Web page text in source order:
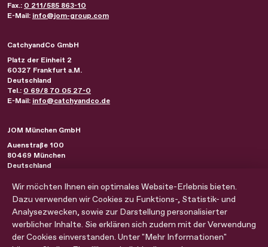
Fax.: 0 211/585 863-10
E-Mail: info@jom-group.com
CatchyandCo GmbH
Platz der Einheit 2
60327 Frankfurt a.M.
Deutschland
Tel.: 0 69/8 70 05 27-0
E-Mail: info@catchyandco.de
JOM München GmbH
Auenstraße 100
80469 München
Deutschland
Fax.:0 89/230 21 44-10
E-Mail: info@jom-group.com
JOM Philadelphia Inc.
901 Market Street, Suite 3020
Wir möchten Ihnen ein optimales Website-Erlebnis bieten.
Dazu verwenden wir Cookies zu Funktions-, Statistik- und
Analysezwecken, sowie zur Darstellung personalisierter
werblicher Inhalte. Sie erklären sich zudem mit der Verwendung
der Cookies einverstanden. Unter "Mehr Informationen"